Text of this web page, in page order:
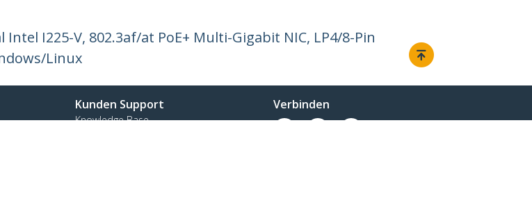
I225-V, 802.3af/at PoE+ Multi-Gigabit NIC, LP4/8-Pin
Linux
Kunden Support
Knowledge Base
Verbinden